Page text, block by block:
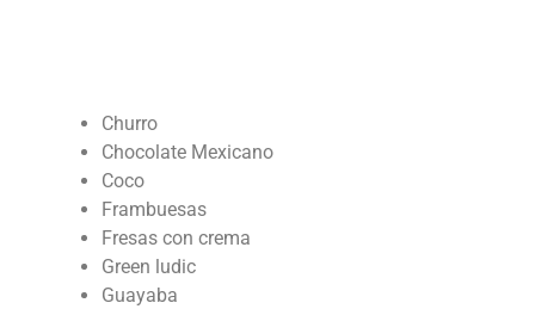
Churro
Chocolate Mexicano
Coco
Frambuesas
Fresas con crema
Green ludic
Guayaba